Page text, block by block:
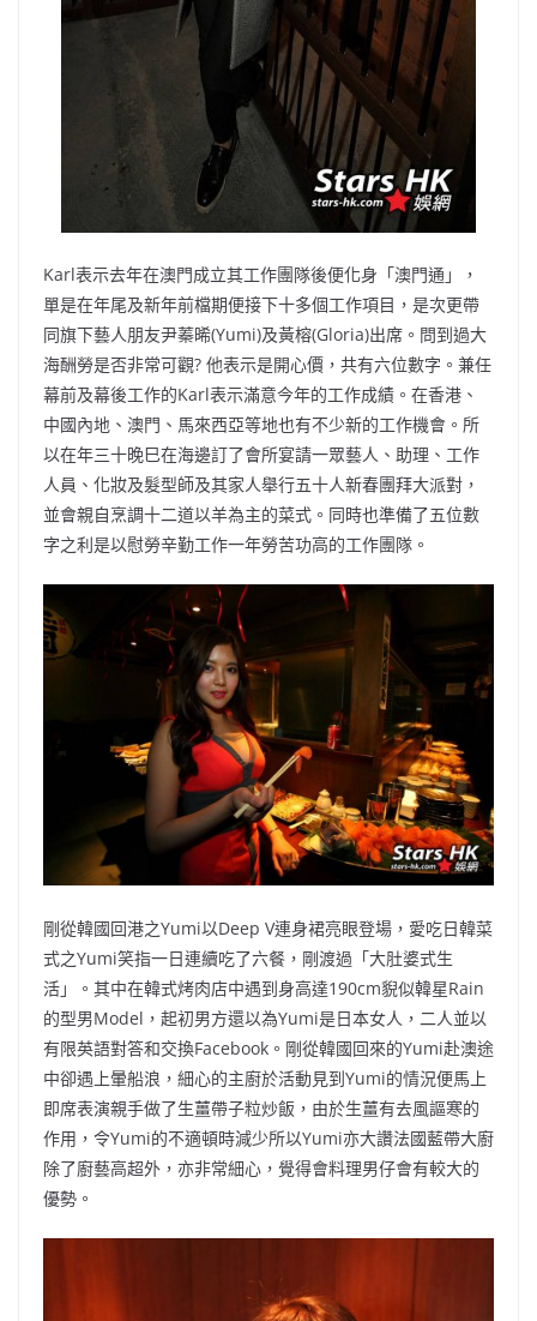
Karl表示去年在澳門成立其工作團隊後便化身「澳門通」，
單是在年尾及新年前檔期便接下十多個工作項目，是次更帶
同旗下藝人朋友尹蓁晞(Yumi)及黃榕(Gloria)出席。問到過大
海酬勞是否非常可觀? 他表示是開心價，共有六位數字。兼任
幕前及幕後工作的Karl表示滿意今年的工作成績。在香港、
中國內地、澳門、馬來西亞等地也有不少新的工作機會。所
以在年三十晚巳在海邊訂了會所宴請一眾藝人、助理、工作
人員、化妝及髮型師及其家人舉行五十人新春團拜大派對，
並會親自烹調十二道以羊為主的菜式。同時也準備了五位數
字之利是以慰勞辛勤工作一年勞苦功高的工作團隊。
剛從韓國回港之Yumi以Deep V連身裙亮眼登場，愛吃日韓菜
式之Yumi笑指一日連續吃了六餐，剛渡過「大肚婆式生
活」。其中在韓式烤肉店中遇到身高達190cm貎似韓星Rain
的型男Model，起初男方還以為Yumi是日本女人，二人並以
有限英語對答和交換Facebook。剛從韓國回來的Yumi赴澳途
中卻遇上暈船浪，細心的主廚於活動見到Yumi的情況便馬上
即席表演親手做了生薑帶子粒炒飯，由於生薑有去風謳寒的
作用，令Yumi的不適頓時減少所以Yumi亦大讚法國藍帶大廚
除了廚藝高超外，亦非常細心，覺得會料理男仔會有較大的
優勢。